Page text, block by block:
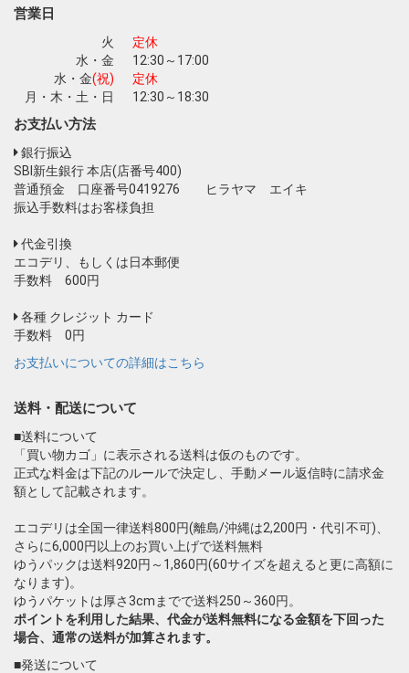
営業日
火
定休
水・金
12:30～17:00
水・金(祝)
定休
月・木・土・日
12:30～18:30
お支払い方法
銀行振込
SBI新生銀行 本店(店番号400)
普通預金 口座番号0419276 ヒラヤマ エイキ
振込手数料はお客様負担
代金引換
エコデリ、もしくは日本郵便
手数料 600円
各種 クレジット カード
手数料 0円
お支払いについての詳細はこちら
送料・配送について
■送料について
「買い物カゴ」に表示される送料は仮のものです。
正式な料金は下記のルールで決定し、手動メール返信時に請求金
額として記載されます。
エコデリは全国一律送料800円(離島/沖縄は2,200円・代引不可)、
さらに6,000円以上のお買い上げで送料無料
ゆうパックは送料920円～1,860円(60サイズを超えると更に高額に
なります)。
ゆうパケットは厚さ3cmまでで送料250～360円。
ポイントを利用した結果、代金が送料無料になる金額を下回った
場合、通常の送料が加算されます。
■発送について